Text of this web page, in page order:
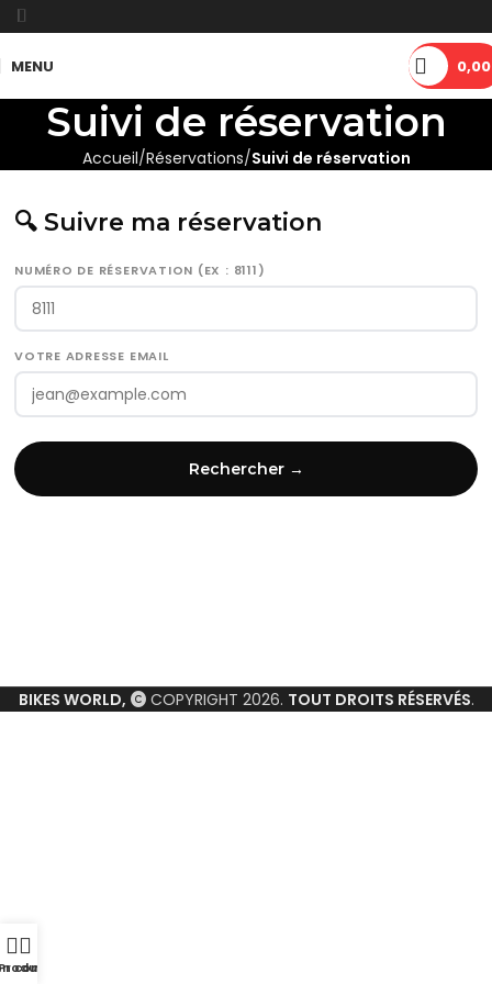
MENU 0,00
Suivi de réservation
Accueil Réservations Suivi de réservation
🔍 Suivre ma réservation
NUMÉRO DE RÉSERVATION (EX : 8111)
VOTRE ADRESSE EMAIL
Rechercher →
BIKES WORLD, COPYRIGHT 2026. TOUT DROITS RÉSERVÉS.
compte